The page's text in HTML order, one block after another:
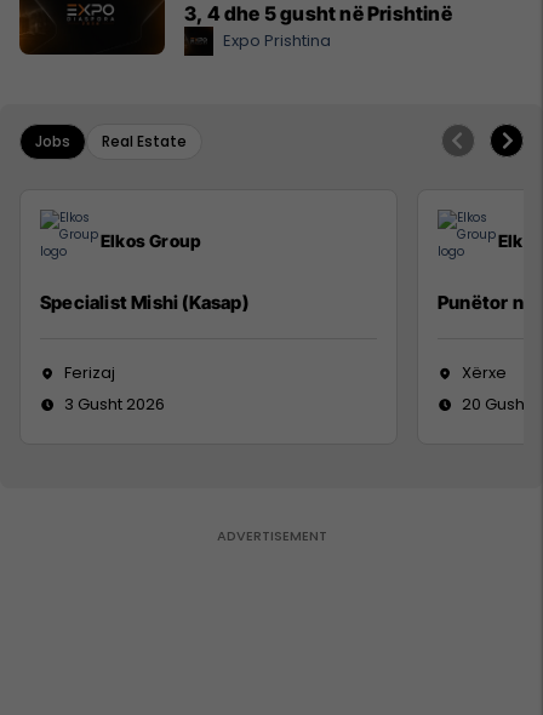
3, 4 dhe 5 gusht në Prishtinë
Expo Prishtina
Jobs Real Estate
Elkos Group
Specialist Mishi (Kasap)
Ferizaj
3 Gusht 2026
Punëtor në
Xërxe
20 Gusht